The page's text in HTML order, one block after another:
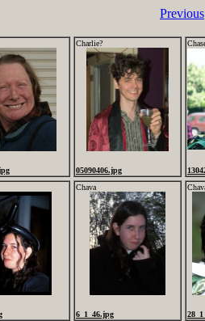
Previous
Charlie?
05090406.jpg
Chava
6_1_46.jpg